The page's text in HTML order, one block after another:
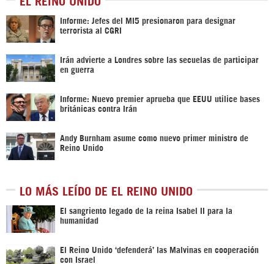
Informe: Jefes del MI5 presionaron para designar
terrorista al CGRI
Irán advierte a Londres sobre las secuelas de participar
en guerra
Informe: Nuevo premier aprueba que EEUU utilice bases
británicas contra Irán
Andy Burnham asume como nuevo primer ministro de
Reino Unido
LO MÁS LEÍDO DE EL REINO UNIDO
El sangriento legado de la reina Isabel II para la
humanidad
El Reino Unido ‘defenderá’ las Malvinas en cooperación
con Israel